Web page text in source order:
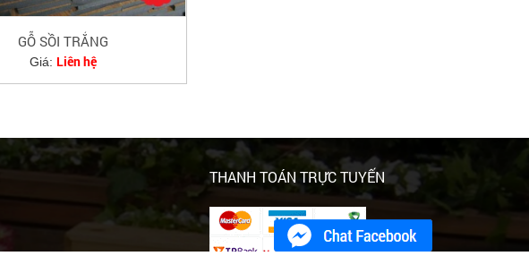
GỖ SỒI TRẮNG
Giá: Liên hệ
THANH TOÁN TRỰC TUYẾN